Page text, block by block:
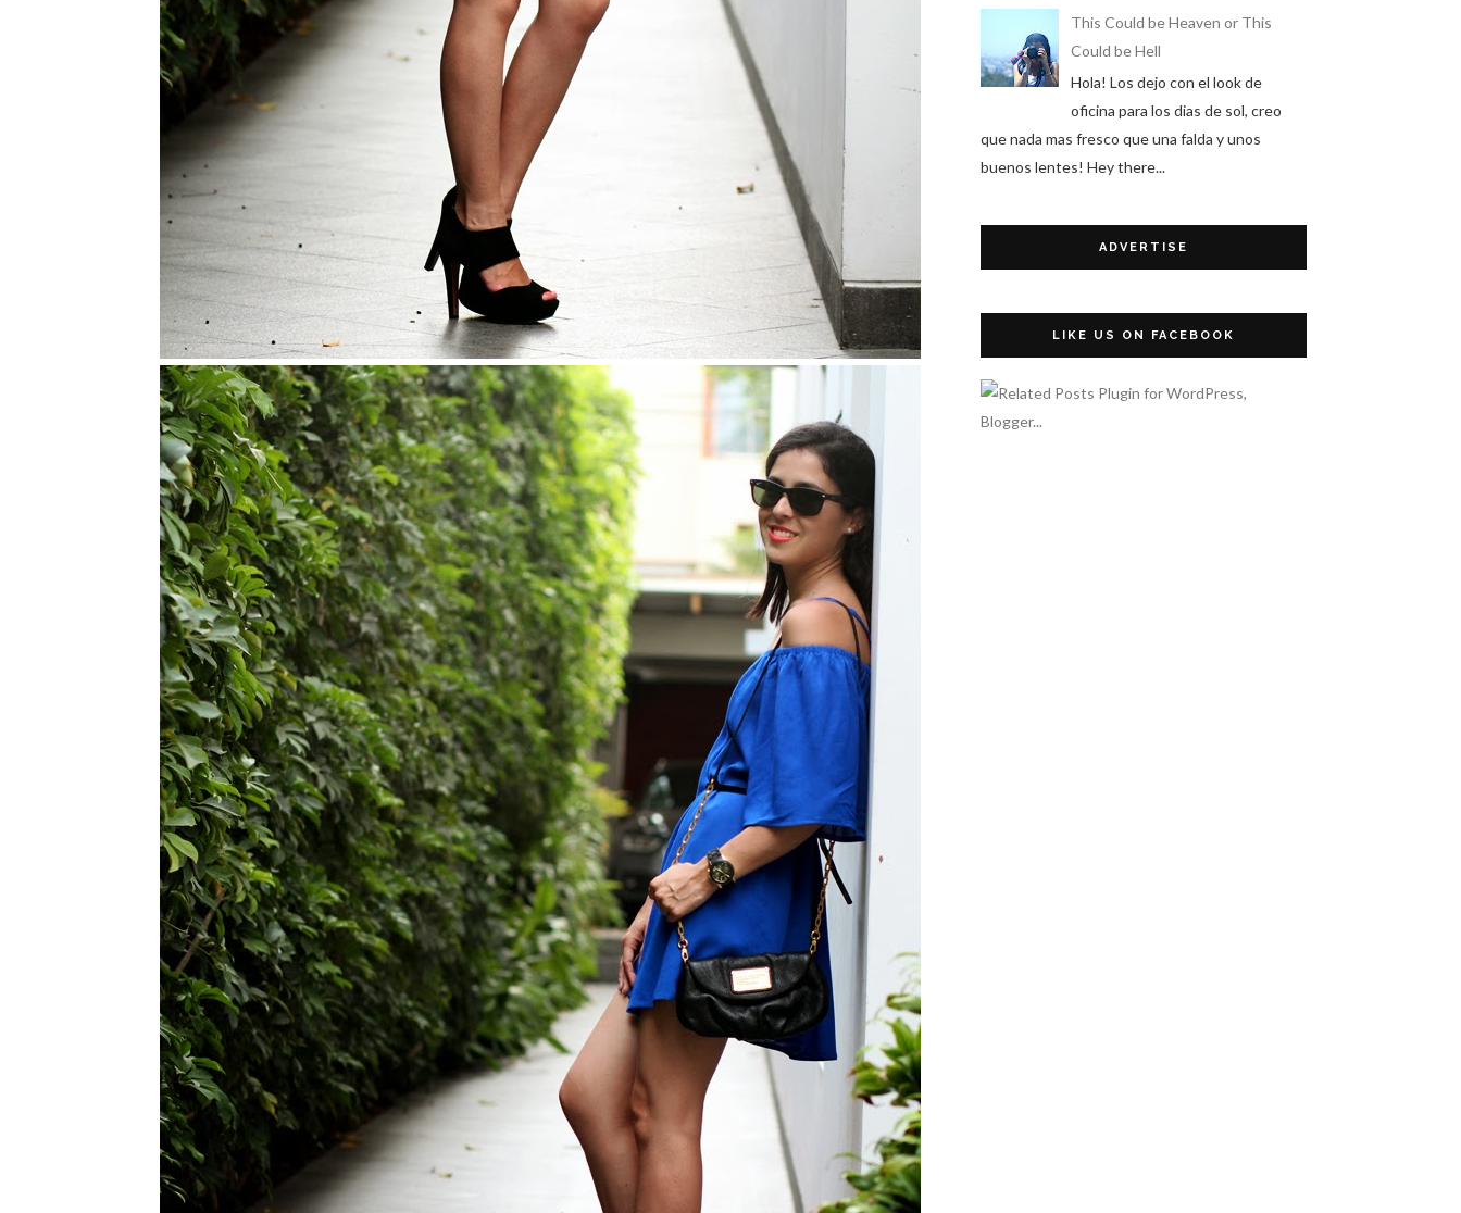
This Could be Heaven or This
Could be Hell
Hola! Los dejo con el look de
oficina para los dias de sol, creo
que nada mas fresco que una falda y unos
buenos lentes! Hey there...
ADVERTISE
LIKE US ON FACEBOOK